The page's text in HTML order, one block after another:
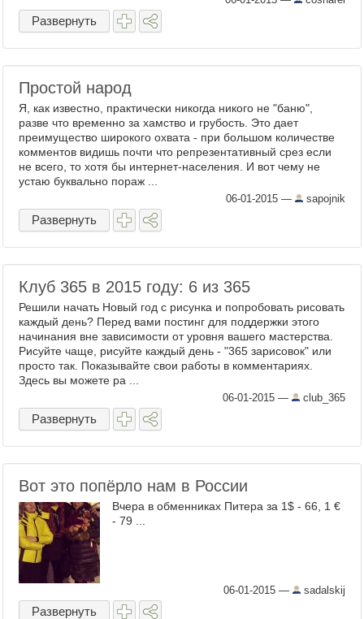
страницу, мы видим на первых ...
Развернуть
Простой народ
Я, как известно, практически никогда никого не "баню",
разве что временно за хамство и грубость. Это дает
преимущество широкого охвата - при большом количестве
комментов видишь почти что репрезентативный срез если
не всего, то хотя бы интернет-населения. И вот чему не
устаю буквально пораж ...
06-01-2015 — sapojnik
Развернуть
Клуб 365 в 2015 году: 6 из 365
Решили начать Новый год с рисунка и попробовать рисовать
каждый день? Перед вами постинг для поддержки этого
начинания вне зависимости от уровня вашего мастерства.
Рисуйте чаще, рисуйте каждый день - "365 зарисовок" или
просто так. Показывайте свои работы в комментариях.
Здесь вы можете ра ...
06-01-2015 — club_365
Развернуть
Вот это попёрло нам в России
Вчера в обменниках Питера за 1$ - 66, 1 €
- 79 ...
06-01-2015 — sadalskij
Развернуть